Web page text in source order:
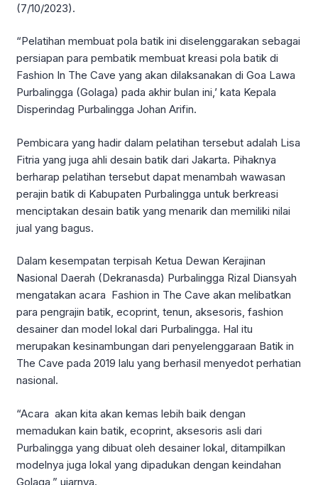
(7/10/2023).
“Pelatihan membuat pola batik ini diselenggarakan sebagai
persiapan para pembatik membuat kreasi pola batik di
Fashion In The Cave yang akan dilaksanakan di Goa Lawa
Purbalingga (Golaga) pada akhir bulan ini,’ kata Kepala
Disperindag Purbalingga Johan Arifin.
Pembicara yang hadir dalam pelatihan tersebut adalah Lisa
Fitria yang juga ahli desain batik dari Jakarta. Pihaknya
berharap pelatihan tersebut dapat menambah wawasan
perajin batik di Kabupaten Purbalingga untuk berkreasi
menciptakan desain batik yang menarik dan memiliki nilai
jual yang bagus.
Dalam kesempatan terpisah Ketua Dewan Kerajinan
Nasional Daerah (Dekranasda) Purbalingga Rizal Diansyah
mengatakan acara Fashion in The Cave akan melibatkan
para pengrajin batik, ecoprint, tenun, aksesoris, fashion
desainer dan model lokal dari Purbalingga. Hal itu
merupakan kesinambungan dari penyelenggaraan Batik in
The Cave pada 2019 lalu yang berhasil menyedot perhatian
nasional.
“Acara akan kita akan kemas lebih baik dengan
memadukan kain batik, ecoprint, aksesoris asli dari
Purbalingga yang dibuat oleh desainer lokal, ditampilkan
modelnya juga lokal yang dipadukan dengan keindahan
Golaga,” ujarnya.